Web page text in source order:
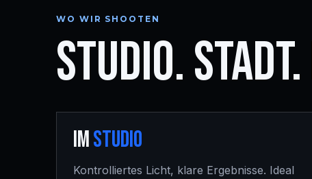
WO WIR SHOOTEN
STUDIO. STADT.
IMSTUDIO
Kontrolliertes Licht, klare Ergebnisse. Ideal